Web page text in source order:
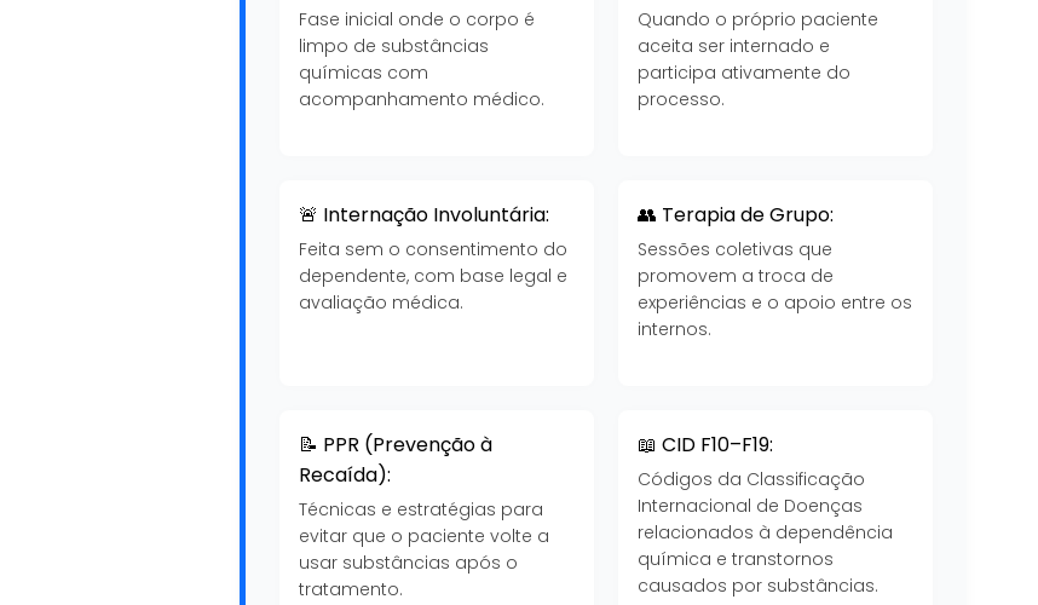
Fase inicial onde o corpo é
limpo de substâncias
químicas com
acompanhamento médico.
Quando o próprio paciente
aceita ser internado e
participa ativamente do
processo.
🚨 Internação Involuntária:
Feita sem o consentimento do
dependente, com base legal e
avaliação médica.
👥 Terapia de Grupo:
Sessões coletivas que
promovem a troca de
experiências e o apoio entre os
internos.
📝 PPR (Prevenção à
Recaída):
Técnicas e estratégias para
evitar que o paciente volte a
usar substâncias após o
tratamento.
📖 CID F10–F19:
Códigos da Classificação
Internacional de Doenças
relacionados à dependência
química e transtornos
causados por substâncias.